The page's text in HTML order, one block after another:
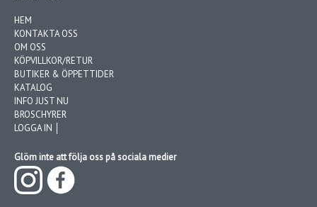
HEM
KONTAKTA OSS
OM OSS
KÖPVILLKOR/RETUR
BUTIKER & ÖPPETTIDER
KATALOG
INFO JUST NU
BROSCHYRER
LOGGA IN │
Glöm inte att följa oss på sociala medier